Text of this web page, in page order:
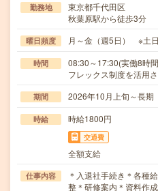
勤務地
東京都千代田区
秋葉原駅から徒歩3分
曜日頻度 月～金（週5日） ※土
時間
08:30～17:30(実働8時
フレックス制度を活用
期間 2026年10月上旬～長
時給 時給1800円
交通費
全額支給
仕事内容
＊入退社手続き＊各種
整＊研修案内＊資料作